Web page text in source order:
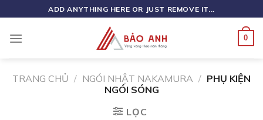
to
content
ADD ANYTHING HERE OR JUST REMOVE IT...
0
TRANG CHỦ / NGÓI NHẬT NAKAMURA / PHỤ KIỆN
NGÓI SÓNG
LỌC